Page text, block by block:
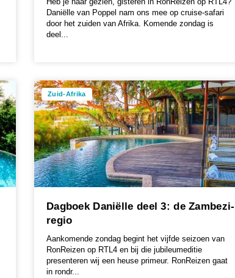
Daniëlle van Poppel nam ons mee op cruise-safari
door het zuiden van Afrika. Komende zondag is
deel...
Zuid-Afrika
Dagboek Daniëlle deel 3: de Zambezi-
regio
Aankomende zondag begint het vijfde seizoen van
RonReizen op RTL4 en bij die jubileumeditie
presenteren wij een heuse primeur. RonReizen gaat
in rondr...